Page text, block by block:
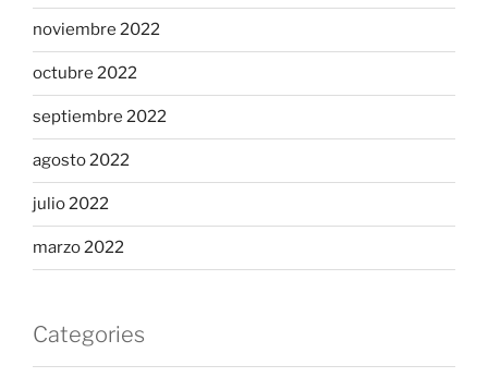
noviembre 2022
octubre 2022
septiembre 2022
agosto 2022
julio 2022
marzo 2022
Categories